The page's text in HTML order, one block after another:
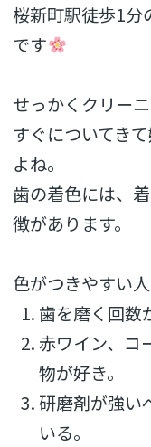
桜新町駅徒歩1分
です
せっかくクリー
すぐについてき
よね。
歯の着色には、
徴があります。
色がつきやすい人
歯を磨く回数
赤ワイン、コ
物が好き。
研磨剤が強い
いる。